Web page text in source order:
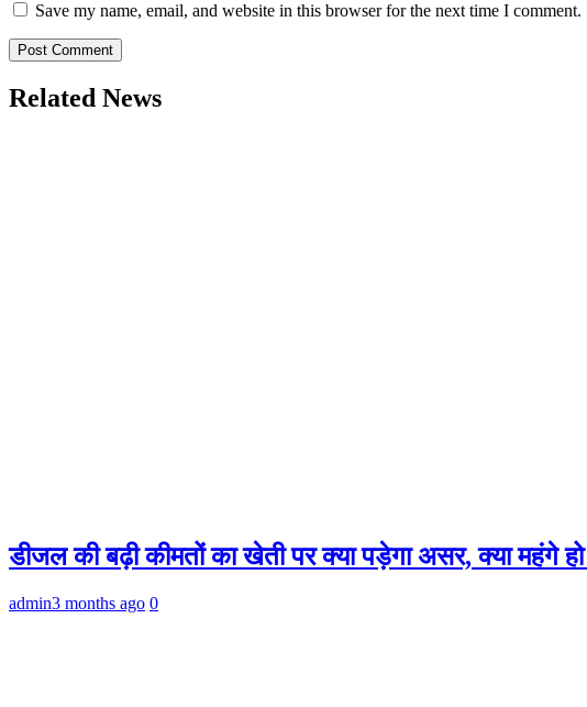
Save my name, email, and website in this browser for the next time I comment.
Related News
डीजल की बढ़ी कीमतों का खेती पर क्या पड़ेगा असर, क्या महंगे
admin3 months ago 0